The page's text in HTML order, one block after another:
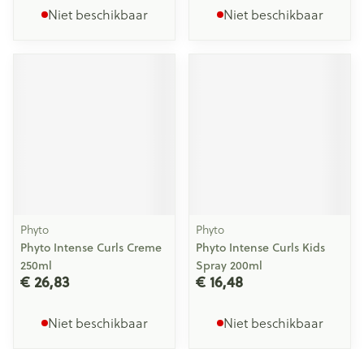
Niet beschikbaar Niet beschikbaar
Phyto
Phyto Intense Curls Creme
250ml
€ 26,83
Niet beschikbaar
Phyto
Phyto Intense Curls Kids
Spray 200ml
€ 16,48
Niet beschikbaar